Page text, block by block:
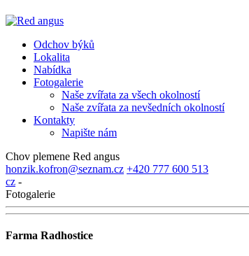
Odchov býků
Lokalita
Nabídka
Fotogalerie
Naše zvířata za všech okolností
Naše zvířata za nevšedních okolností
Kontakty
Napište nám
Chov plemene Red angus
honzik.kofron@seznam.cz +420 777 600 513
cz -
Fotogalerie
Farma Radhostice